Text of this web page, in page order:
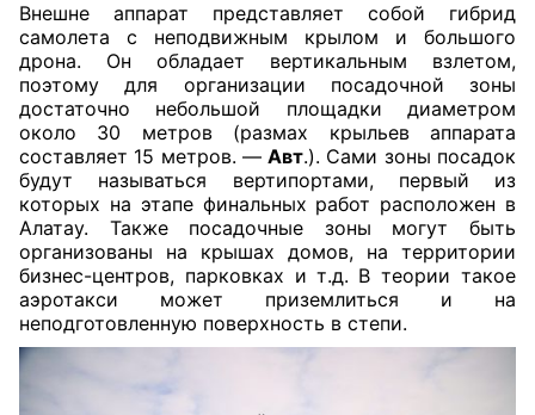
Внешне аппарат представляет собой гибрид
самолета с неподвижным крылом и большого
дрона. Он обладает вертикальным взлетом,
поэтому для организации посадочной зоны
достаточно небольшой площадки диаметром
около 30 метров (размах крыльев аппарата
составляет 15 метров. —Авт.). Сами зоны посадок
будут называться вертипортами, первый из
которых на этапе финальных работ расположен в
Алатау. Также посадочные зоны могут быть
организованы на крышах домов, на территории
бизнес-центров, парковках и т.д. В теории такое
аэротакси может приземлиться и на
неподготовленную поверхность в степи.